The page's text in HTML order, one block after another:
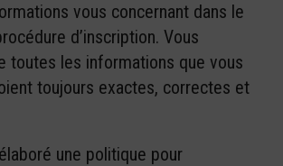
vous concernant dans le
d’inscription. Vous
toutes les informations que vous
toujours exactes, correctes et
une politique pour